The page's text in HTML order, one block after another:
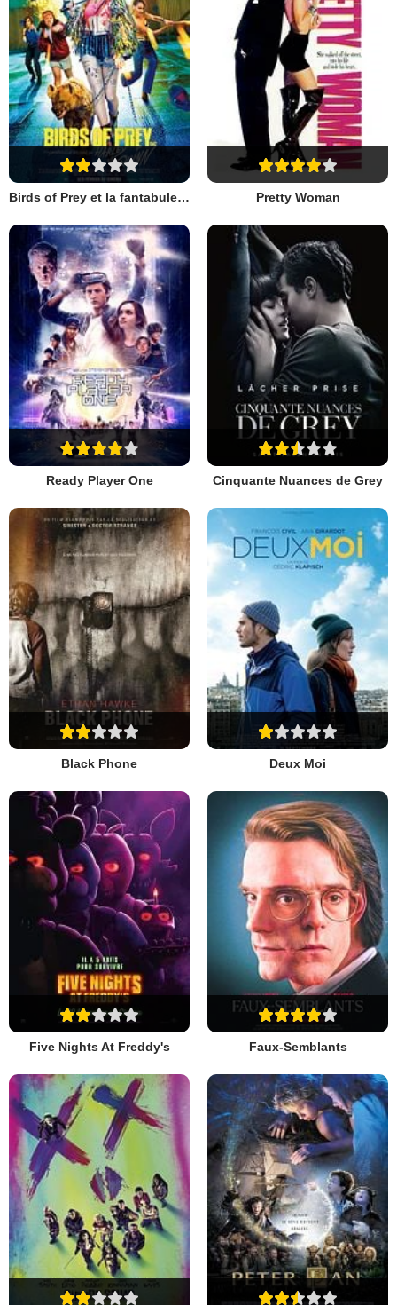
Birds of Prey et la fantabuleuse histoire de Harley Quinn Pretty Woman
Ready Player One Cinquante Nuances de Grey
Black Phone Deux Moi
Five Nights At Freddy's Faux-Semblants